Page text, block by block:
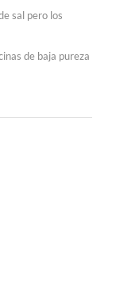
sal pero los
de baja pureza